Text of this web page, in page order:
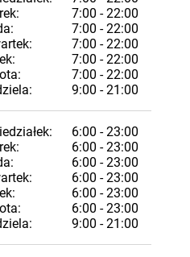
7:00 - 22:00
7:00 - 22:00
7:00 - 22:00
7:00 - 22:00
7:00 - 22:00
9:00 - 21:00
6:00 - 23:00
6:00 - 23:00
6:00 - 23:00
6:00 - 23:00
6:00 - 23:00
6:00 - 23:00
9:00 - 21:00